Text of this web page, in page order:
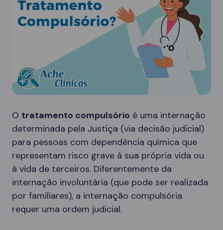
O tratamento compulsório é uma internação
determinada pela Justiça (via decisão judicial)
para pessoas com dependência química que
representam risco grave à sua própria vida ou
à vida de terceiros. Diferentemente da
internação involuntária (que pode ser realizada
por familiares), a internação compulsória
requer uma ordem judicial.